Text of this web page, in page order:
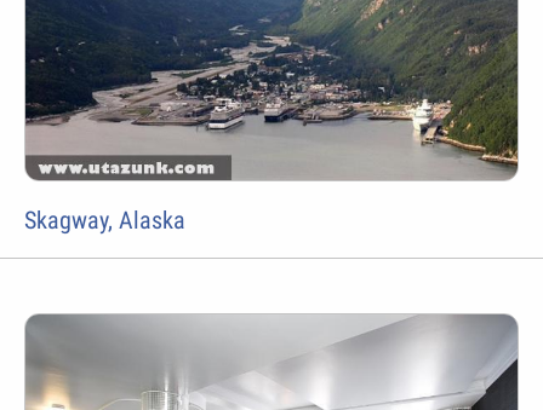
Skagway, Alaska